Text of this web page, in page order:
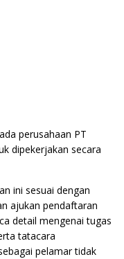
perusahaan PT
dipekerjakan secara
ini sesuai dengan
ajukan pendaftaran
detail mengenai tugas
tatacara
pelamar tidak